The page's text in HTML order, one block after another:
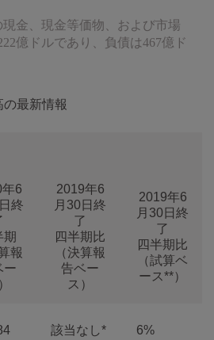
現金、現金等価物、および市場
億ドルであり、負債は467億ド
最新情報
6
終
期
報
ー
2019年6
月30日終
了
四半期比
（決算報
告ベー
ス）
2019年6
月30日終
了
四半期比
（試算ベ
ース**）
該当なし* 6%